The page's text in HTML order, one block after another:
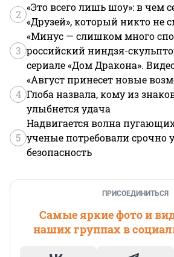
2
«Это всего лишь шоу»: в чем
«Друзей», который никто не
3
«Минус — слишком много
российский ниндзя-
сериале «Дом Дракона».
4
«Август принесет новые
Глоба назвала, кому из
улыбнется удача
5
Надвигается волна
ученые потребовали срочно
безопасность
ПРИСОЕДИНИТЬСЯ
Самые яркие фото и
наших группах в